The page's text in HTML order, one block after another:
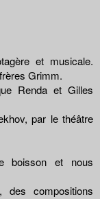
et musicale.
Grimm.
Renda et Gilles
par le théâtre
boisson et nous
compositions